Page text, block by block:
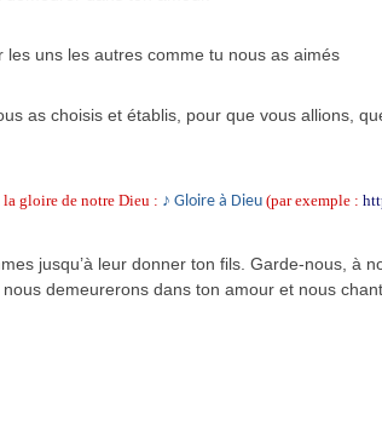
uns les autres comme tu nous as aimés
as choisis et établis, pour que vous allions,
la gloire de notre Dieu : ♪ Gloire à Dieu (par exemple :
jusqu’à leur donner ton fils. Garde-nous, à
demeurerons dans ton amour et nous